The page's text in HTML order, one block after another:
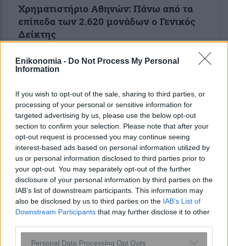
Enikonomia - Do Not Process My Personal
Information
If you wish to opt-out of the sale, sharing to third parties, or
processing of your personal or sensitive information for
targeted advertising by us, please use the below opt-out
section to confirm your selection. Please note that after your
opt-out request is processed you may continue seeing
interest-based ads based on personal information utilized by
us or personal information disclosed to third parties prior to
your opt-out. You may separately opt-out of the further
disclosure of your personal information by third parties on the
IAB’s list of downstream participants. This information may
also be disclosed by us to third parties on the IAB’s List of
Downstream Participants that may further disclose it to other
Please note that this website/app uses one or more Google
Personal Data Processing Opt Outs
Χρηματιστήριο Αθηνών: Πάνω από τα
επίπεδα των 2.620 μονάδων ο Γενικός
Δείκτης
1 ώρα πριν
Συσκευασίες προϊόντων: Τι αλλάζει από
ENIKOS NETWORK